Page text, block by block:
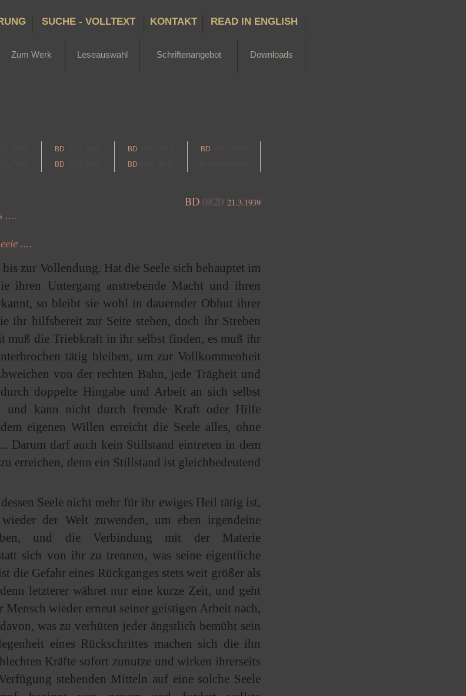
SUCHE - VOLLTEXT KONTAKT READ IN ENGLISH
Zum Werk Leseauswahl Schriftenangebot Downloads
BD BD BD
BD BD
BD 0820 21.3.1939
....
....
zur Vollendung. Hat die Seele sich behauptet im
ihren Untergang anstrebende Macht und ihren
so bleibt sie wohl in dauernder Obhut ihrer
ihr hilfsbereit zur Seite stehen, doch ihr Streben
muß die Triebkraft in ihr selbst finden, es muß ihr
tätig bleiben, um zur Vollkommenheit
von der rechten Bahn, jede Trägheit und
doppelte Hingabe und Arbeit an sich selbst
und kann nicht durch fremde Kraft oder Hilfe
eigenen Willen erreicht die Seele alles, ohne
Darum darf auch kein Stillstand eintreten in dem
erreichen, denn ein Stillstand ist gleichbedeutend
Seele nicht mehr für ihr ewiges Heil tätig ist,
der Welt zuwenden, um eben irgendeine
und die Verbindung mit der Materie
sich von ihr zu trennen, was seine eigentliche
die Gefahr eines Rückganges stets weit größer als
letzterer währet nur eine kurze Zeit, und geht
Mensch wieder erneut seiner geistigen Arbeit nach,
was zu verhüten jeder ängstlich bemüht sein
eines Rückschrittes machen sich die ihn
Kräfte sofort zunutze und wirken ihrerseits
stehenden Mitteln auf eine solche Seele